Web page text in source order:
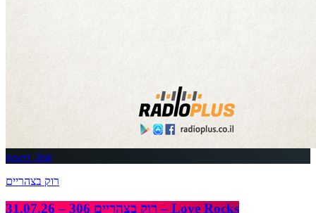
insert_link
רוק בצהריים
רוק בצהריים 306 – 31.07.26 – Love Rocks